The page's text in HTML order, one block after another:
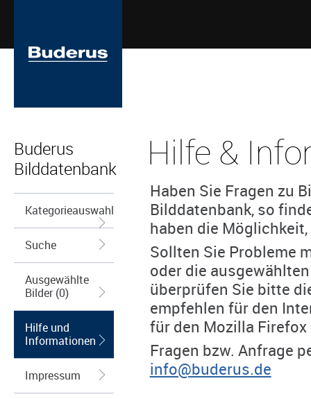
Buderus
Bilddatenbank
Kategorieauswahl
Suche
Ausgewählte
Bilder (0)
Hilfe und
Informationen
Impressum
Hilfe &
Haben Sie Fragen zu
Bilddatenbank, so
haben die
Sollten Sie Probleme
oder die
überprüfen Sie bitte
empfehlen für den
für den Mozilla Firefox
Fragen bzw. Anfrage
info@buderus.de